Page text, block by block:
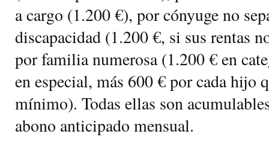
a cargo (1.200 €), por cónyuge no
discapacidad (1.200 €, si sus rentas
por familia numerosa (1.200 € en
en especial, más 600 € por cada hijo
mínimo). Todas ellas son
abono anticipado mensual.